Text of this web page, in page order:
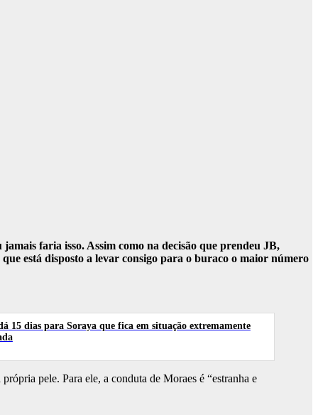
faria isso. Assim como na decisão que prendeu JB,
está disposto a levar consigo para o buraco o maior número
15 dias para Soraya que fica em situação extremamente
pele. Para ele, a conduta de Moraes é “estranha e